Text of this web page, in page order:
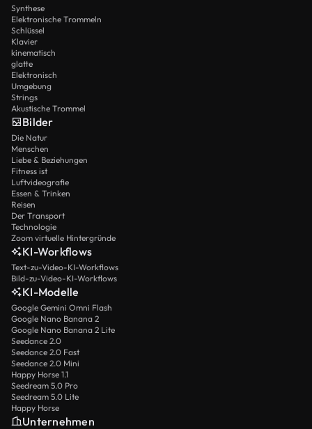
Synthese
Elektronische Trommeln
Schlüssel
Klavier
kinematisch
glatte
Elektronisch
Umgebung
Strings
Akustische Trommel
Bilder
Die Natur
Menschen
Liebe & Beziehungen
Fitness ist
Luftvideografie
Essen & Trinken
Reisen
Der Transport
Technologie
Zoom virtuelle Hintergründe
KI-Workflows
Text-zu-Video-KI-Workflows
Bild-zu-Video-KI-Workflows
KI-Modelle
Google Gemini Omni Flash
Google Nano Banana 2
Google Nano Banana 2 Lite
Seedance 2.0
Seedance 2.0 Fast
Seedance 2.0 Mini
Happy Horse 1.1
Seedream 5.0 Pro
Seedream 5.0 Lite
Happy Horse
Unternehmen